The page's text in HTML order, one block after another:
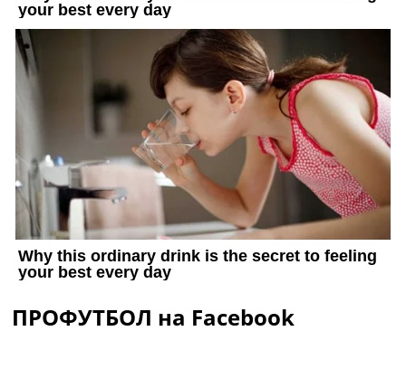
ПРОФУТБОЛ на Facebook